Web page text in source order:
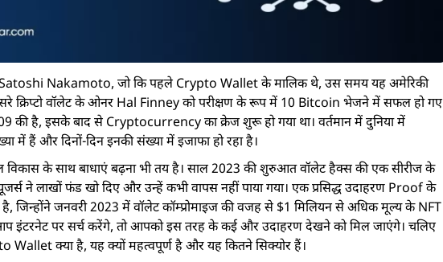
Nakamoto, जो कि पहले Crypto Wallet के मालिक थे, उस समय यह अमेरिकी
क्रिप्टो वॉलेट के ओनर Hal Finney को परीक्षण के रूप में 10 Bitcoin भेजने में सफल हो गए
की है, इसके बाद से Cryptocurrency का क्रेज शुरू हो गया था। वर्तमान में दुनिया में
में हैंऔर दिनों-दिन इनकी संख्या में इजाफा हो रहा है।
विकास के साथ बाधाएं बढ़ना भी तय है। साल 2023 की शुरुआत वॉलेट हैक्स की एक सीरीज के
ने लाखों फंड खो दिए और उन्हें कभी वापस नहीं पाया गया। एक प्रसिद्ध उदाहरण Proof के
जिन्होंने जनवरी 2023 में वॉलेट कॉम्प्रोमाइज की वजह से $1 मिलियन से अधिक मूल्य के NFT
इंटरनेट पर सर्च करेंगे, तो आपको इस तरह के कई और उदाहरण देखने को मिल जाएंगे। चलिए
क्या है, यह क्यों महत्वपूर्ण है और यह कितने सिक्योर हैं।